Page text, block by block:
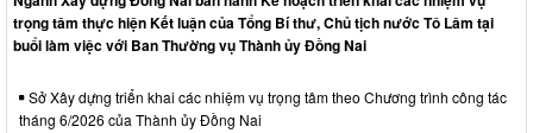
trọng tâm thực hiện Kết luận của Tổng Bí thư, Chủ tịch nước Tô Lâm tại
buổi làm việc với Ban Thường vụ Thành ủy Đồng Nai
Sở Xây dựng triển khai các nhiệm vụ trọng tâm theo Chương trình công tác
tháng 6/2026 của Thành ủy Đồng Nai